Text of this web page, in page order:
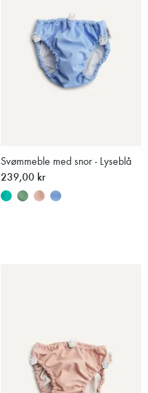
Svømmeble med snor - Lyseblå
239,00 kr